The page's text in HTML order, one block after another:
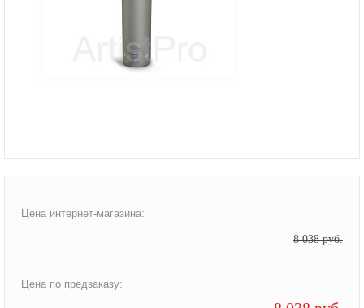
Цена интернет-магазина:
8 038 руб.
Цена по предзаказу: